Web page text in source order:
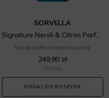
SORVELLA
Signature Neroli & Citron Parfum
Wody perfumowane unisex
249,90 zł
100 ml
DODAJ DO KOSZYKA